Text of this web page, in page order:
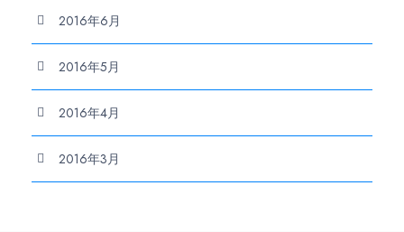
2016年6月
2016年5月
2016年4月
2016年3月